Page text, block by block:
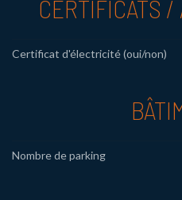
CERTIFICATS /
Certificat d'électricité (oui/non)
Nombre de parking